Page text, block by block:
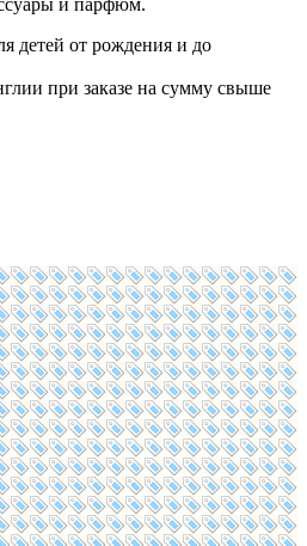
детей от рождения и до
при заказе на сумму свыше